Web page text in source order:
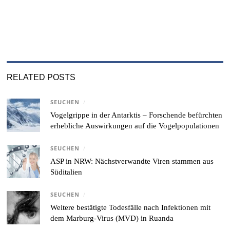
RELATED POSTS
SEUCHEN /
Vogelgrippe in der Antarktis – Forschende befürchten
erhebliche Auswirkungen auf die Vogelpopulationen
SEUCHEN /
ASP in NRW: Nächstverwandte Viren stammen aus
Süditalien
SEUCHEN /
Weitere bestätigte Todesfälle nach Infektionen mit
dem Marburg-Virus (MVD) in Ruanda